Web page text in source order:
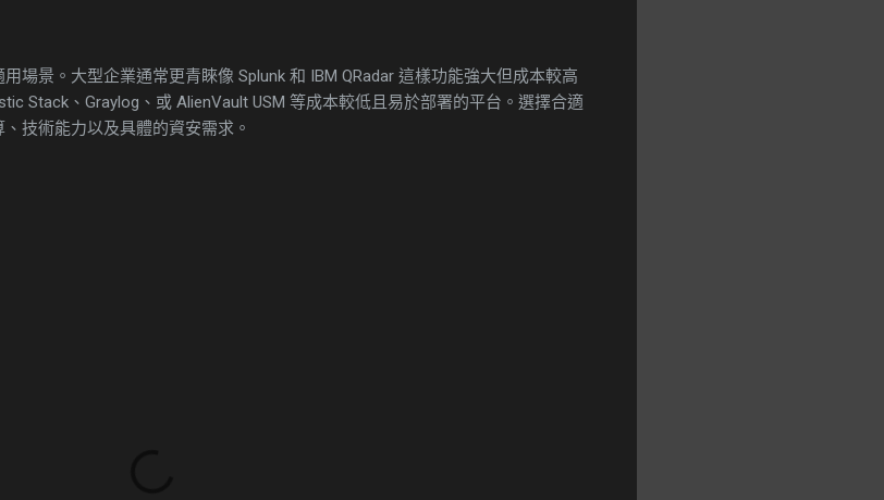
場景。大型企業通常更青睞像 Splunk 和 IBM QRadar 這樣功能強大但成本較高
Stack、Graylog、或 AlienVault USM 等成本較低且易於部署的平台。選擇合適
技術能力以及具體的資安需求。